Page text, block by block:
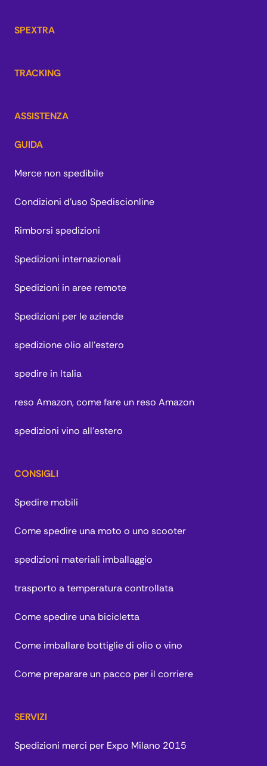
SPEXTRA
TRACKING
ASSISTENZA
GUIDA
Merce non spedibile
Condizioni d'uso Spediscionline
Rimborsi spedizioni
Spedizioni internazionali
Spedizioni in aree remote
Spedizioni per le aziende
spedizione olio all'estero
spedire in Italia
reso Amazon, come fare un reso Amazon
spedizioni vino all'estero
CONSIGLI
Spedire mobili
Come spedire una moto o uno scooter
spedizioni materiali imballaggio
trasporto a temperatura controllata
Come spedire una bicicletta
Come imballare bottiglie di olio o vino
Come preparare un pacco per il corriere
SERVIZI
Spedizioni merci per Expo Milano 2015